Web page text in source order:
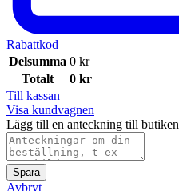
Rabattkod
Delsumma 0 kr
Totalt
0 kr
Till kassan
Visa kundvagnen
Lägg till en anteckning till butiken
Spara
Avbryt